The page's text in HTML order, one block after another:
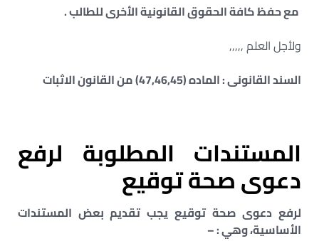
مع حفظ كافة الحقوق القانونية الأخرى للطالب .
ولأجل العلم ,,,,,
السند القانونى : الماده (47,46,45) من القانون الاثبات
المستندات المطلوبة لرفع
دعوى صحة توقيع
لرفع دعوى صحة توقيع يجب تقديم بعض المستندات
الأساسية، وهي : –